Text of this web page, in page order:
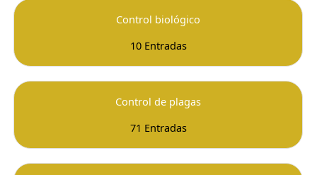
Control biológico
10 Entradas
Control de plagas
71 Entradas